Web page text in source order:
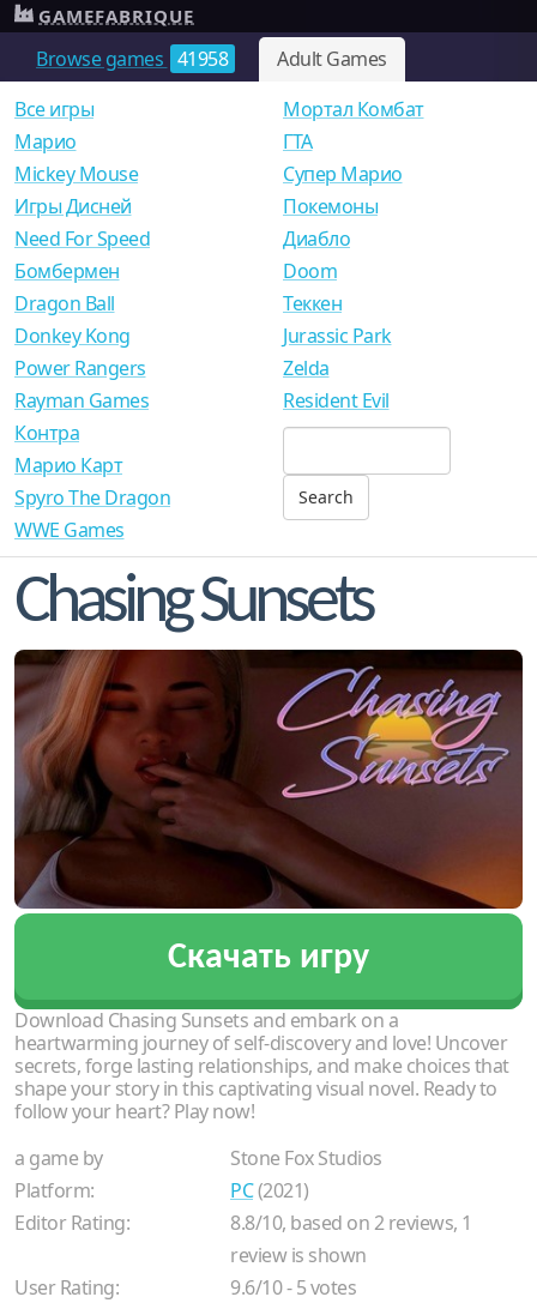
Browse games 41958 Adult Games
GAMEFABRIQUE
Все игры
Mарио
Mickey Mouse
Игры Дисней
Need For Speed
Мортал Комбат
ГТА
Супер Марио
Покемоны
Диабло
Бомбермен
Dragon Ball
Donkey Kong
Power Rangers
Rayman Games
Doom
Теккен
Jurassic Park
Zelda
Resident Evil
Контра
Марио Карт
Spyro The Dragon
WWE Games
Chasing Sunsets
Скачать игру
Download Chasing Sunsets and embark on a
heartwarming journey of self-discovery and love! Uncover
secrets, forge lasting relationships, and make choices that
shape your story in this captivating visual novel. Ready to
follow your heart? Play now!
a game by
Stone Fox Studios
Platform:
PC(2021)
Editor Rating:
8.8/10, based on2reviews, 1
review is shown
User Rating:
9.6/10-5votes